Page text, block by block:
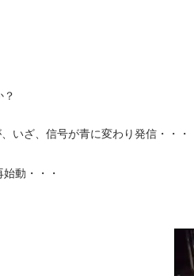
いざ、信号が青に変わり発信・・・
動・・・